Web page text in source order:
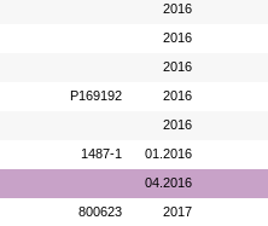
2016
2016
2016
P169192 2016
2016
1487-1 01.2016
04.2016
800623 2017